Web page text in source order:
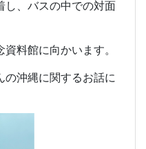
し、バスの中での対面
料館に向かいます。
の沖縄に関するお話に